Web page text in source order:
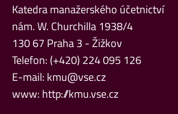
Katedra manažerského účetnictví
nám. W. Churchilla 1938/4
130 67 Praha 3 - Žižkov
Telefon: (+420) 224 095 126
E-mail: kmu@vse.cz
www: http://kmu.vse.cz